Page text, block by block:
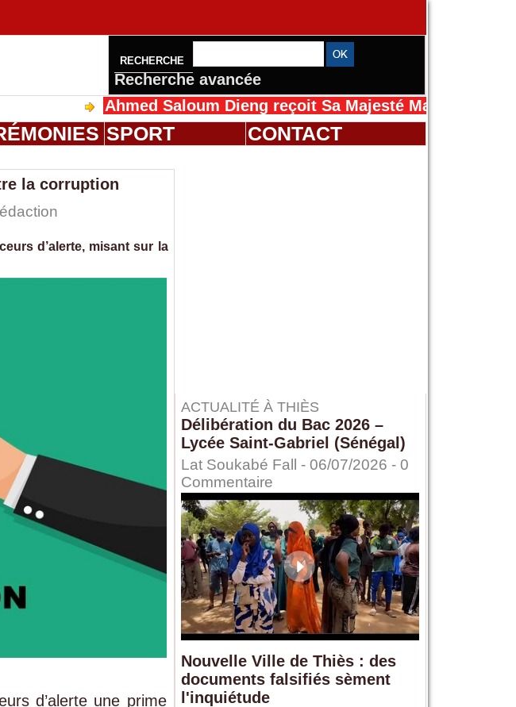
RECHERCHE
Recherche avancée
Ahmed Saloum Dieng reçoit Sa Majesté Mansah Cissé au
SPORT CONTACT
la corruption
d’alerte, misant sur la
d’alerte une prime
ACTUALITÉ À THIÈS
Délibération du Bac 2026 –
Lycée Saint-Gabriel (Sénégal)
Lat Soukabé Fall - 06/07/2026 - 0
Commentaire
Nouvelle Ville de Thiès : des
documents falsifiés sèment
l'inquiétude